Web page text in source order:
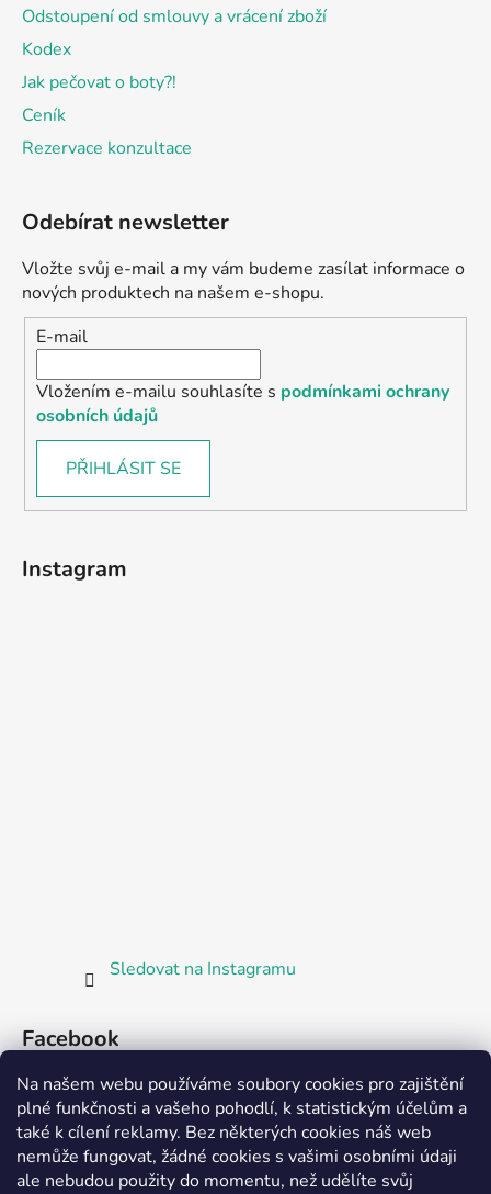
Na našem webu používáme soubory cookies pro zajištění
plné funkčnosti a vašeho pohodlí, k statistickým účelům a
také k cílení reklamy. Bez některých cookies náš web
nemůže fungovat, žádné cookies s vašimi osobními údaji
ale nebudou použity do momentu, než udělíte svůj
Odstoupení od smlouvy a vrácení zboží
Kodex
Jak pečovat o boty?!
Ceník
Rezervace konzultace
Odebírat newsletter
Vložte svůj e-mail a my vám budeme zasílat informace o
nových produktech na našem e-shopu.
E-mail
Vložením e-mailu souhlasíte s podmínkami ochrany
osobních údajů
PŘIHLÁSIT SE
Instagram
Sledovat na Instagramu
Facebook